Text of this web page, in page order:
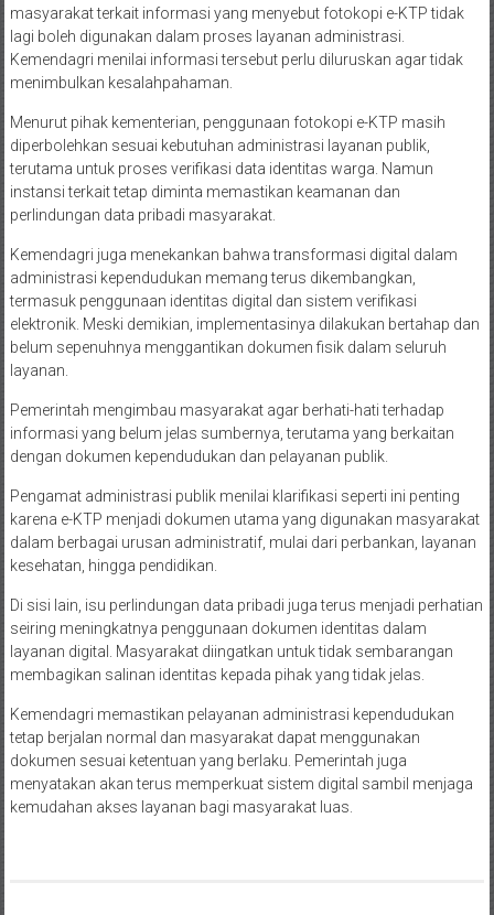
masyarakat terkait informasi yang menyebut fotokopi e-KTP tidak
lagi boleh digunakan dalam proses layanan administrasi.
Kemendagri menilai informasi tersebut perlu diluruskan agar tidak
menimbulkan kesalahpahaman.
Menurut pihak kementerian, penggunaan fotokopi e-KTP masih
diperbolehkan sesuai kebutuhan administrasi layanan publik,
terutama untuk proses verifikasi data identitas warga. Namun
instansi terkait tetap diminta memastikan keamanan dan
perlindungan data pribadi masyarakat.
Kemendagri juga menekankan bahwa transformasi digital dalam
administrasi kependudukan memang terus dikembangkan,
termasuk penggunaan identitas digital dan sistem verifikasi
elektronik. Meski demikian, implementasinya dilakukan bertahap dan
belum sepenuhnya menggantikan dokumen fisik dalam seluruh
layanan.
Pemerintah mengimbau masyarakat agar berhati-hati terhadap
informasi yang belum jelas sumbernya, terutama yang berkaitan
dengan dokumen kependudukan dan pelayanan publik.
Pengamat administrasi publik menilai klarifikasi seperti ini penting
karena e-KTP menjadi dokumen utama yang digunakan masyarakat
dalam berbagai urusan administratif, mulai dari perbankan, layanan
kesehatan, hingga pendidikan.
Di sisi lain, isu perlindungan data pribadi juga terus menjadi perhatian
seiring meningkatnya penggunaan dokumen identitas dalam
layanan digital. Masyarakat diingatkan untuk tidak sembarangan
membagikan salinan identitas kepada pihak yang tidak jelas.
Kemendagri memastikan pelayanan administrasi kependudukan
tetap berjalan normal dan masyarakat dapat menggunakan
dokumen sesuai ketentuan yang berlaku. Pemerintah juga
menyatakan akan terus memperkuat sistem digital sambil menjaga
kemudahan akses layanan bagi masyarakat luas.